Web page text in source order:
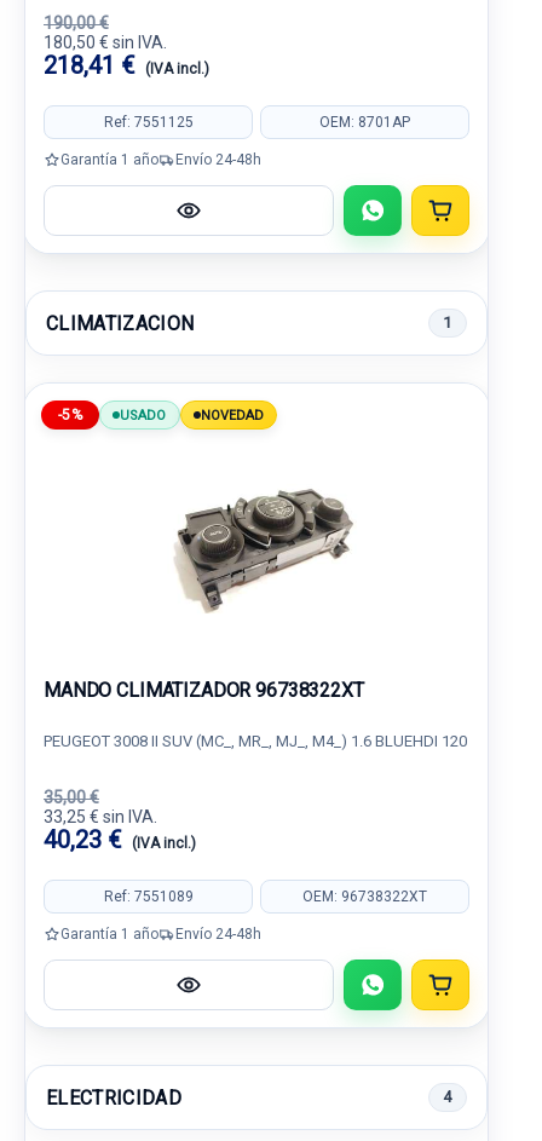
190,00 €
180,50 € sin IVA.
218,41 € (IVA incl.)
Ref: 7551125 OEM: 8701AP
Garantía 1 año Envío 24-48h
CLIMATIZACION 1
-5% USADO NOVEDAD
MANDO CLIMATIZADOR 96738322XT
PEUGEOT 3008 II SUV (MC_, MR_, MJ_, M4_) 1.6 BLUEHDI 120
35,00 €
33,25 € sin IVA.
40,23 € (IVA incl.)
Ref: 7551089 OEM: 96738322XT
Garantía 1 año Envío 24-48h
ELECTRICIDAD 4